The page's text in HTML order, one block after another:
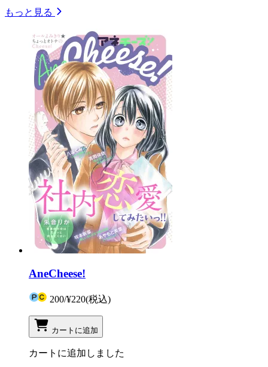
もっと見る
AneCheese!
200/¥220(税込)
カートに追加
カートに追加しました